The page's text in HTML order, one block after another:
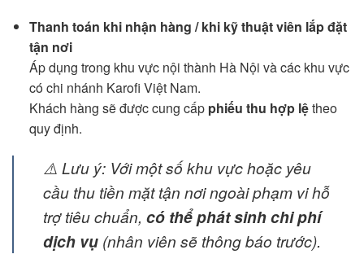
Thanh toán khi nhận hàng / khi kỹ thuật viên lắp đặt
tận nơi
Áp dụng trong khu vực nội thành Hà Nội và các khu vực
có chi nhánh Karofi Việt Nam.
Khách hàng sẽ được cung cấp phiếu thu hợp lệtheo
quy định.
⚠️ Lưu ý: Với một số khu vực hoặc yêu
cầu thu tiền mặt tận nơi ngoài phạm vi hỗ
trợ tiêu chuẩn, có thể phát sinh chi phí
dịch vụ (nhân viên sẽ thông báo trước).